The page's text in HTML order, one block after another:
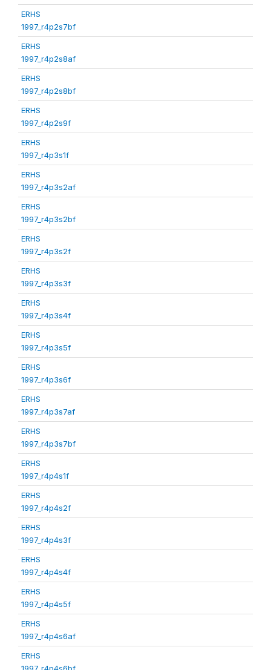
ERHS
1997_r4p2s7bf
ERHS
1997_r4p2s8af
ERHS
1997_r4p2s8bf
ERHS
1997_r4p2s9f
ERHS
1997_r4p3s1f
ERHS
1997_r4p3s2af
ERHS
1997_r4p3s2bf
ERHS
1997_r4p3s2f
ERHS
1997_r4p3s3f
ERHS
1997_r4p3s4f
ERHS
1997_r4p3s5f
ERHS
1997_r4p3s6f
ERHS
1997_r4p3s7af
ERHS
1997_r4p3s7bf
ERHS
1997_r4p4s1f
ERHS
1997_r4p4s2f
ERHS
1997_r4p4s3f
ERHS
1997_r4p4s4f
ERHS
1997_r4p4s5f
ERHS
1997_r4p4s6af
ERHS
1997_r4p4s6bf